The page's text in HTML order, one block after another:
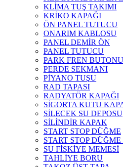
KLİMA TUŞ TAKIMI
KRİKO KAPAĞI
ÖN PANEL TUTUCU
ONARIM KABLOSU
PANEL DEMİR ÖN
PANEL TUTUCU
PARK FREN BUTONU
PERDE SEKMANI
PİYANO TUŞU
RAD TAPASI
RADYATÖR KAPAĞI
SİGORTA KUTU
SİLECEK SU DEPOSU
SİLİNDİR KAPAK
START STOP DÜĞME
START STOP
SU FİSKİYE MEMESİ
TAHLİYE BORU